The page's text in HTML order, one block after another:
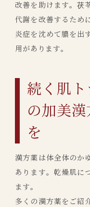
改善を助けます。茯
代謝を改善するため
炎症を沈めて膿を出
用があります。
続く肌
の加美
を
漢方薬は体全体のか
あります。乾燥肌に
ます。
多くの漢方薬をご紹